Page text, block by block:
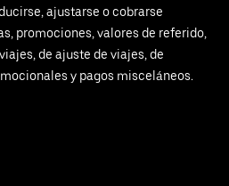
ajustarse o cobrarse
promociones, valores de referido,
de ajuste de viajes, de
y pagos misceláneos.